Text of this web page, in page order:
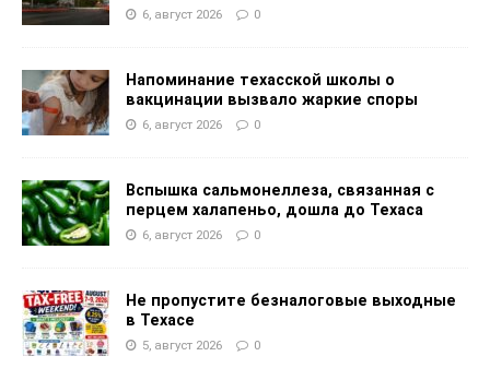
6, август 2026 0
Напоминание техасской школы о
вакцинации вызвало жаркие споры
6, август 2026 0
Вспышка сальмонеллеза, связанная с
перцем халапеньо, дошла до Техаса
6, август 2026 0
Не пропустите безналоговые выходные
в Техасе
5, август 2026 0